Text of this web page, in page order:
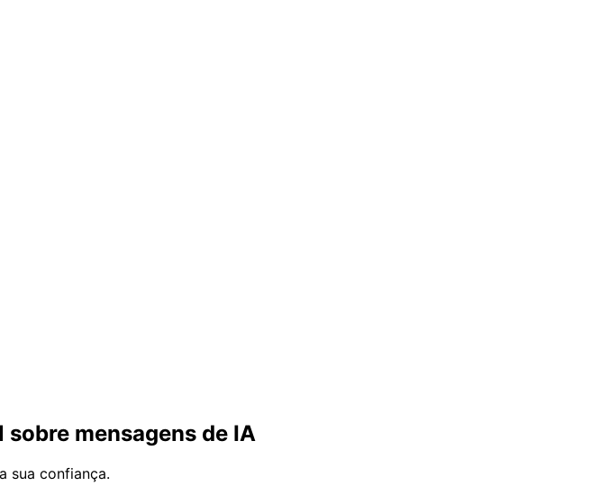
mensagens de IA
sua confiança.